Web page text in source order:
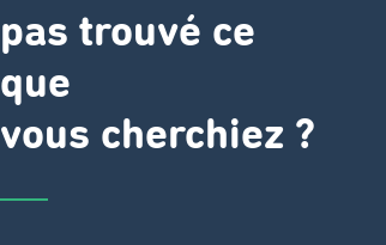
pas trouvé ce
que
vous cherchiez ?